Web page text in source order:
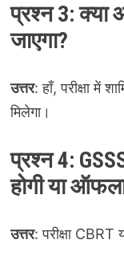
प्रश्न 3: क्या
जाएगा?
उत्तर: हाँ, परीक्षा में
मिलेगा।
प्रश्न 4:
होगी या
उत्तर: परीक्षा CBRT